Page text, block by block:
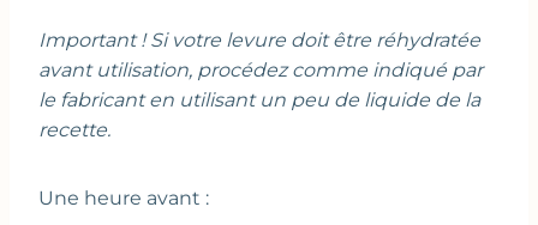
Important ! Si votre levure doit être réhydratée
avant utilisation, procédez comme indiqué par
le fabricant en utilisant un peu de liquide de la
recette.
Une heure avant :